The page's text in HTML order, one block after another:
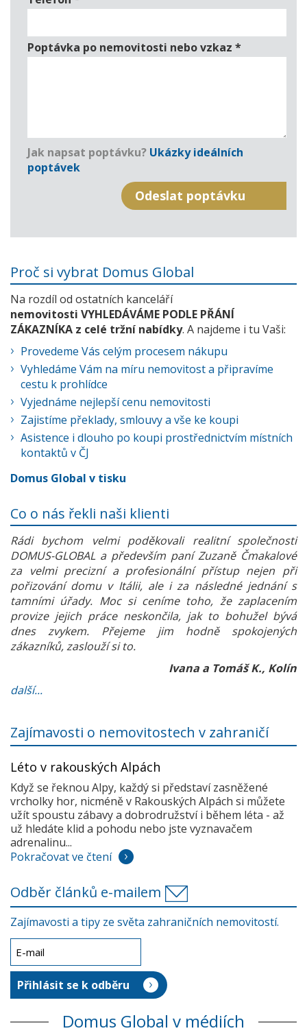
Poptávka po nemovitosti nebo vzkaz *
Jak napsat poptávku? Ukázky ideálních
poptávek
Proč si vybrat Domus Global
Na rozdíl od ostatních kanceláří
nemovitosti VYHLEDÁVÁME PODLE PŘÁNÍ
ZÁKAZNÍKA z celé tržní nabídky. A najdeme i tu Vaši:
Provedeme Vás celým procesem nákupu
Vyhledáme Vám na míru nemovitost a připravíme
cestu k prohlídce
Vyjednáme nejlepší cenu nemovitosti
Zajistíme překlady, smlouvy a vše ke koupi
Asistence i dlouho po koupi prostřednictvím místních
kontaktů v ČJ
Domus Global v tisku
Co o nás řekli naši klienti
Rádi bychom velmi poděkovali realitní společnosti
DOMUS-GLOBAL a především paní Zuzaně Čmakalové
za velmi precizní a profesionální přístup nejen při
pořizování domu v Itálii, ale i za následné jednání s
tamními úřady. Moc si ceníme toho, že zaplacením
provize jejich práce neskončila, jak to bohužel bývá
dnes zvykem. Přejeme jim hodně spokojených
zákazníků, zaslouží si to.
Ivana a Tomáš K., Kolín
další...
Zajímavosti o nemovitostech v zahraničí
Léto v rakouských Alpách
Když se řeknou Alpy, každý si představí zasněžené
vrcholky hor, nicméně v Rakouských Alpách si můžete
užít spoustu zábavy a dobrodružství i během léta - až
už hledáte klid a pohodu nebo jste vyznavačem
adrenalinu...
Pokračovat ve čtení
Odběr článků e-mailem
Zajímavosti a tipy ze světa zahraničních nemovitostí.
Domus Global v médiích